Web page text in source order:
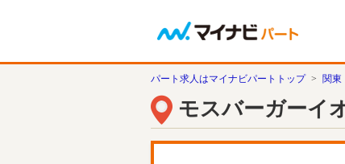
パート求人はマイナビパートトップ > 関東
モスバーガーイ